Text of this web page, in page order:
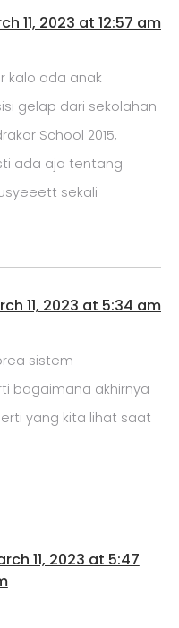
11, 2023 at 12:57 am
kalo ada anak
gelap dari sekolahan
School 2015,
ada aja tentang
sekali
11, 2023 at 5:34 am
sistem
bagaimana akhirnya
yang kita lihat saat
11, 2023 at 5:47